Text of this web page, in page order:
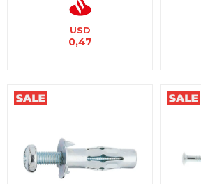
USD
0,47